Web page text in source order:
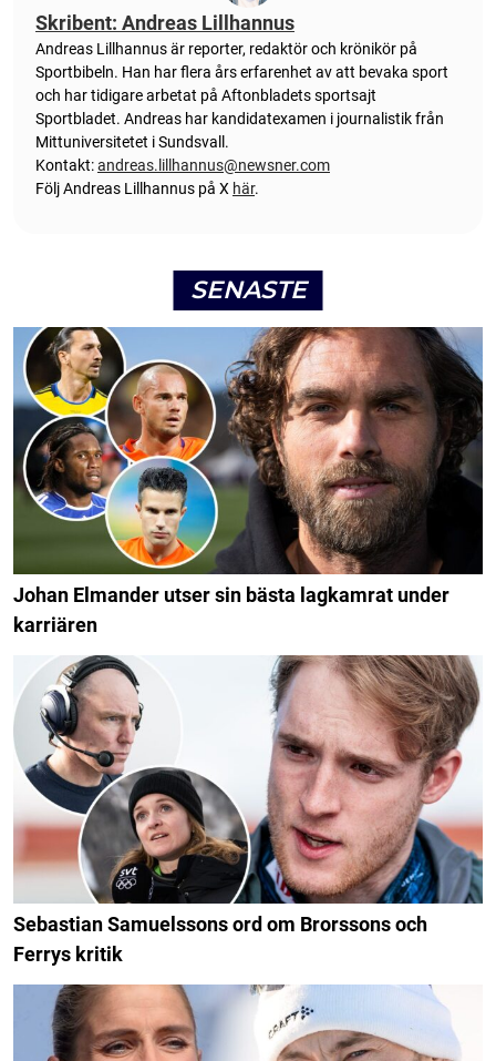
Skribent: Andreas Lillhannus
Andreas Lillhannus är reporter, redaktör och krönikör på
Sportbibeln. Han har flera års erfarenhet av att bevaka sport
och har tidigare arbetat på Aftonbladets sportsajt
Sportbladet. Andreas har kandidatexamen i journalistik från
Mittuniversitetet i Sundsvall.
Kontakt:andreas.lillhannus@newsner.com
Följ Andreas Lillhannus på X här.
SENASTE
Johan Elmander utser sin bästa lagkamrat under
karriären
Sebastian Samuelssons ord om Brorssons och
Ferrys kritik